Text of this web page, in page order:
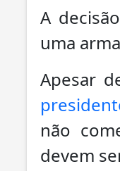
A
uma
Apesar
não
devem